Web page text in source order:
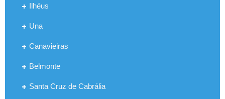
Ilhéus
Una
Canavieiras
Belmonte
Santa Cruz de Cabrália